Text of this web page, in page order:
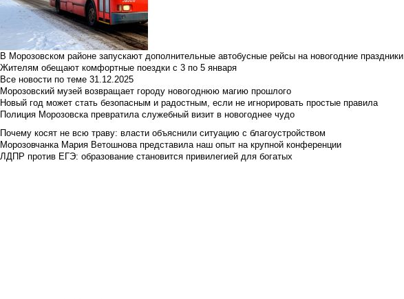
В Морозовском районе запускают дополнительные автобусные рейсы на новогодние праздники
Жителям обещают комфортные поездки с 3 по 5 января
Все новости по теме 31.12.2025
Морозовский музей возвращает городу новогоднюю магию прошлого
Новый год может стать безопасным и радостным, если не игнорировать простые правила
Полиция Морозовска превратила служебный визит в новогоднее чудо
Почему косят не всю траву: власти объяснили ситуацию с благоустройством
Морозовчанка Мария Ветошнова представила наш опыт на крупной конференции
ЛДПР против ЕГЭ: образование становится привилегией для богатых